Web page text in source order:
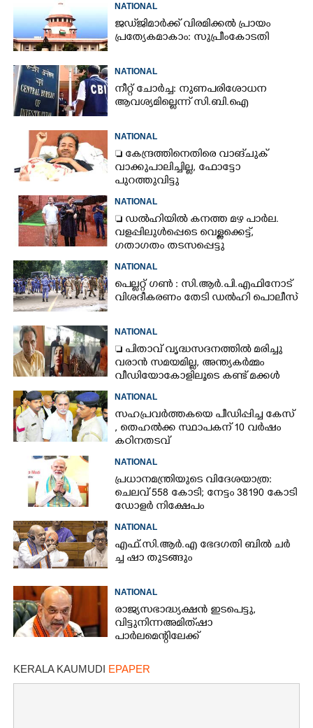
NATIONAL
ജഡ്‌ജിമാർക്ക് വിരമിക്കൽ പ്രായം
പ്രത്യേകമാകാം: സുപ്രീംകോടതി
NATIONAL
നീറ്റ് ചോർച്ച: നുണപരിശോധന
ആവശ്യമില്ലെന്ന് സി.ബി.ഐ
NATIONAL
 കേന്ദ്രത്തിനെതിരെ വാങ്‌ചുക്
വാക്കുപാലിച്ചില്ല, ഫോട്ടോ
പുറത്തുവിട്ടു
NATIONAL
 ഡൽഹിയിൽ കനത്ത മഴ പാർല.
വളപ്പിലുൾപ്പെടെ വെള്ളക്കെട്ട്,
ഗതാഗതം തടസപ്പെട്ടു
NATIONAL
പെല്ലറ്റ് ഗൺ : സി.ആർ.പി.എഫിനോട്
വിശദീകരണം തേടി ഡൽഹി പൊലീസ്
NATIONAL
 പിതാവ് വൃദ്ധസദനത്തിൽ മരിച്ചു
വരാൻ സമയമില്ല,​ അന്ത്യകർമ്മം
വീഡിയോകോളിലൂടെ കണ്ട് മക്കൾ
NATIONAL
സഹപ്രവർത്തകയെ പീഡിപ്പിച്ച കേസ്
, തെഹൽക്ക സ്ഥാപകന് 10 വർഷം
കഠിനതടവ്
NATIONAL
പ്രധാനമന്ത്രിയുടെ വിദേശയാത്ര:
ചെലവ് 558 കോടി; നേട്ടം 38190 കോടി
ഡോളർ നിക്ഷേപം
NATIONAL
എ​ഫ്.​സി.​ആ​ർ.​എ​ ​ഭേ​ദ​ഗ​തി​ ​ബിൽ ച​ർ​
ച്ച​ ​ഷാ​ ​തുടങ്ങും
NATIONAL
രാജ്യസഭാദ്ധ്യക്ഷൻ ഇടപെട്ടു,
വിട്ടുനിന്ന അമിത് ഷാ
പാർലമെന്റിലേക്ക്
KERALA KAUMUDI EPAPER
Copy Link